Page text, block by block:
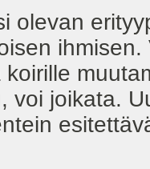
olevan
voi joikata.